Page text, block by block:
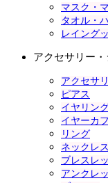
マスク・
タオル・
レイング
アクセサリー
アクセサ
ピアス
イヤリン
イヤーカフ
リング
ネックレス
ブレスレ
アンクレ